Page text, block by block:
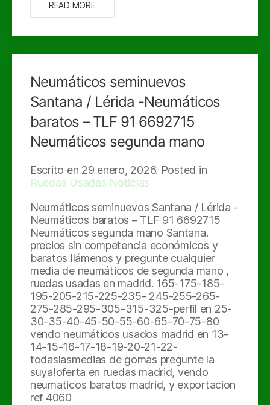
READ MORE
Neumáticos seminuevos
Santana / Lérida -Neumáticos
baratos – TLF 91 6692715
Neumáticos segunda mano
Escrito en 29 enero, 2026. Posted in
Ruedas Usadas Noticias
Neumáticos seminuevos Santana / Lérida -
Neumáticos baratos – TLF 91 6692715
Neumáticos segunda mano Santana.
precios sin competencia económicos y
baratos llámenos y pregunte cualquier
media de neumáticos de segunda mano ,
ruedas usadas en madrid. 165-175-185-
195-205-215-225-235- 245-255-265-
275-285-295-305-315-325-perfil en 25-
30-35-40-45-50-55-60-65-70-75-80
vendo neumáticos usados madrid en 13-
14-15-16-17-18-19-20-21-22-
todaslasmedias de gomas pregunte la
suya!oferta en ruedas madrid, vendo
neumaticos baratos madrid, y exportacion
ref 4060